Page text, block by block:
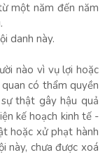
một năm đến năm
danh này.
nào vì vụ lợi hoặc
có thẩm quyền
thật gây hậu quả
kế hoạch kinh tế -
hoặc xử phạt hành
này, chưa được xoá